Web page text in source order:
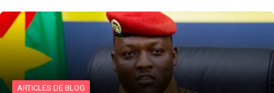
ARTICLES DE BLOG